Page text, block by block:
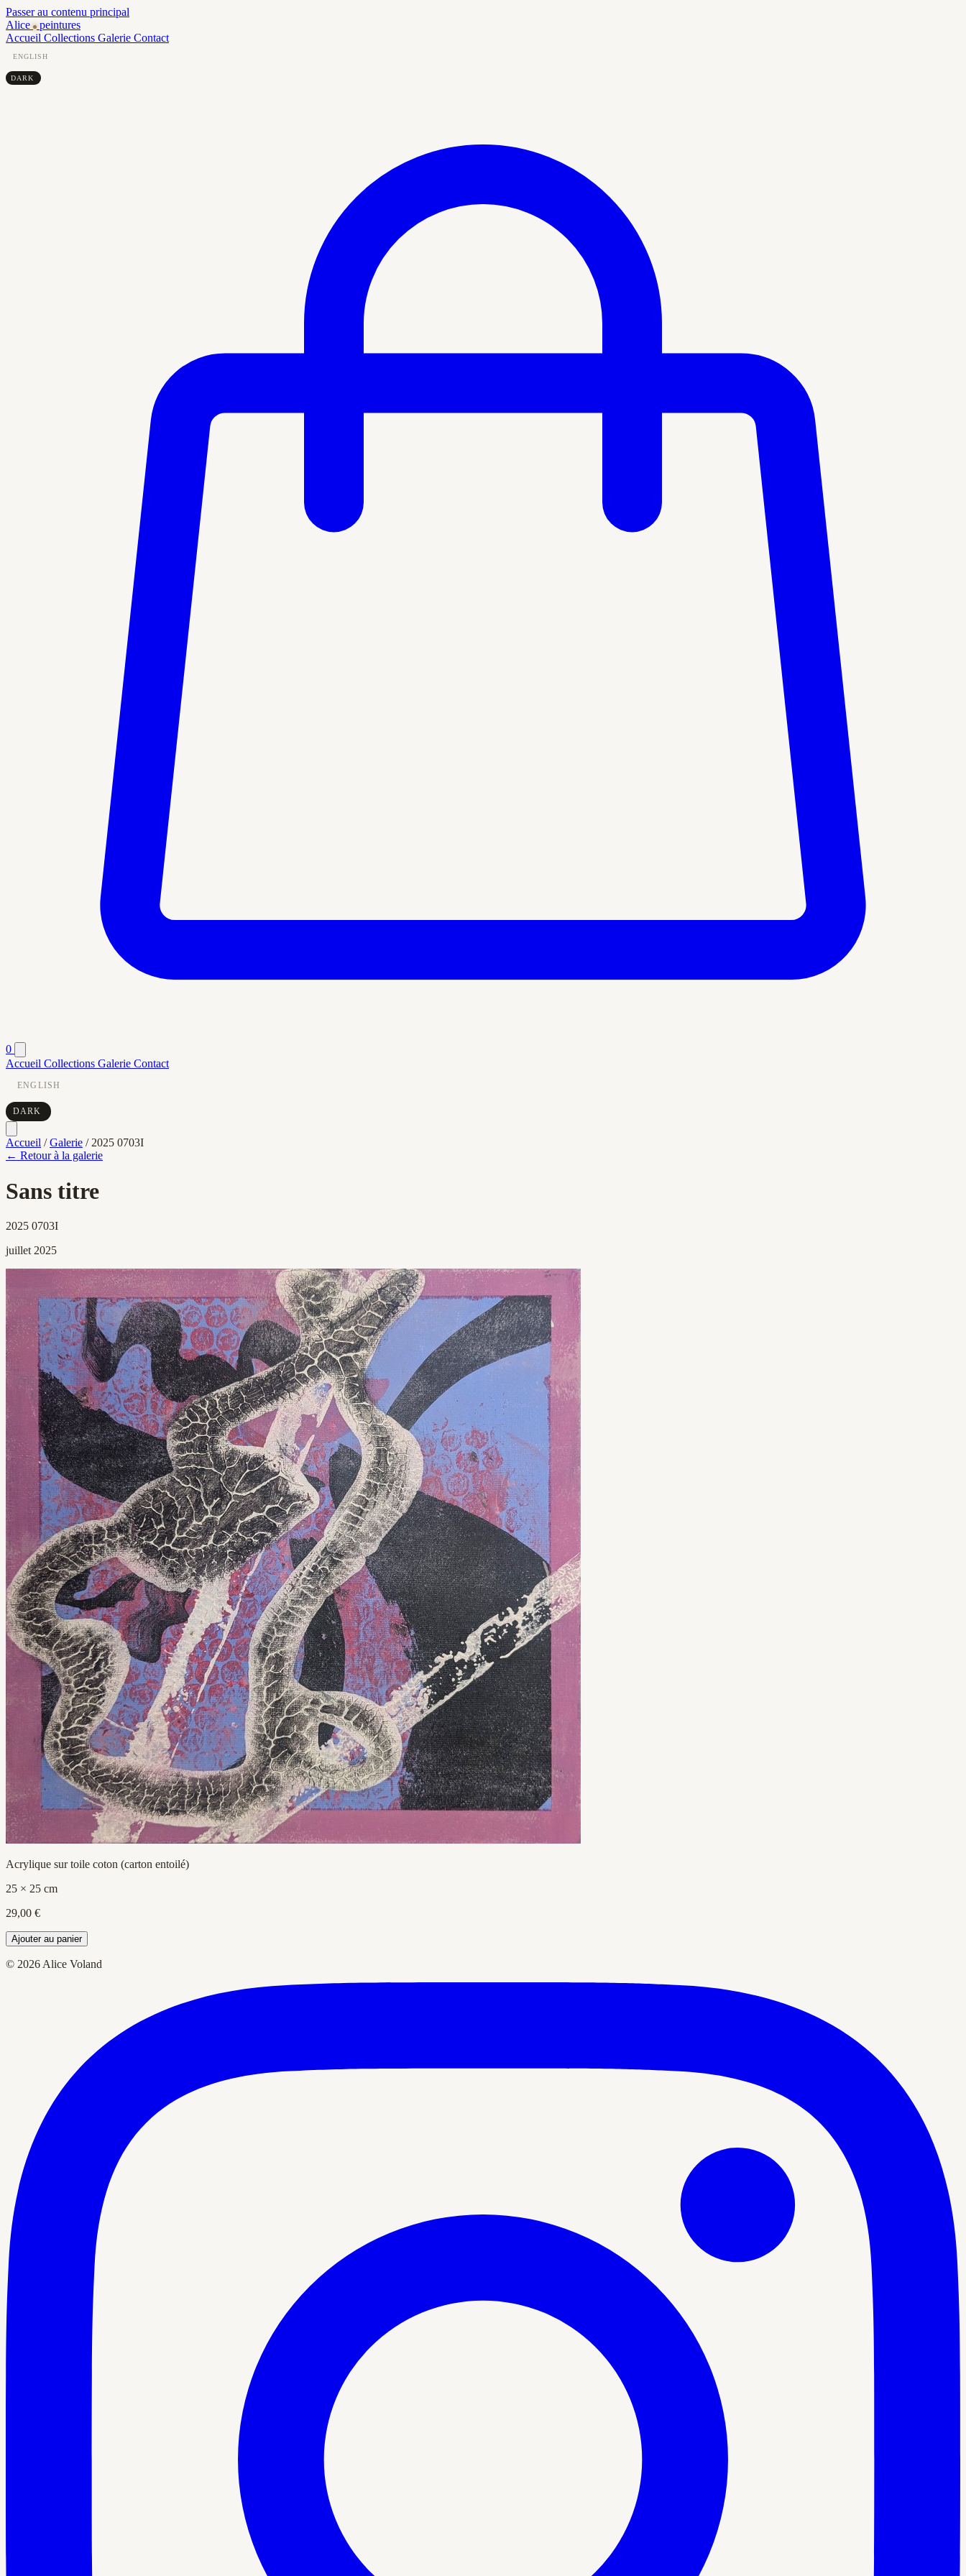
Passer au contenu principal
Alice
peintures
Accueil Collections Galerie Contact
ENGLISH
DARK
0
Accueil Collections Galerie Contact
ENGLISH
DARK
Accueil / Galerie / 2025 0703I
← Retour à la galerie
Sans titre
2025 0703I
juillet 2025
Acrylique sur toile coton (carton entoilé)
25 × 25 cm
29,00 €
Ajouter au panier
© 2026 Alice Voland